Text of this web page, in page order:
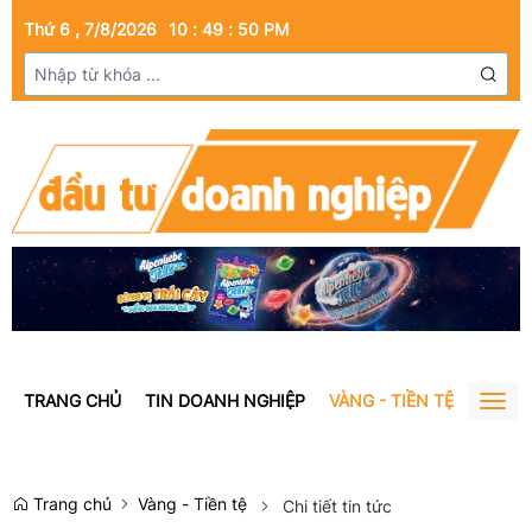
Thứ 6 , 7/8/2026 10 : 49 : 50 PM
TRANG CHỦ TIN DOANH NGHIỆP VÀNG - TIỀN TỆ BẤT
Trang chủ Vàng - Tiền tệ Chi tiết tin tức